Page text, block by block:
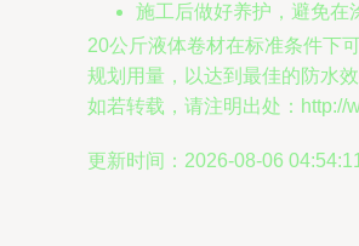
施工后做好养护，避免在
20公斤液体卷材在标准条件下
规划用量，以达到最佳的防水效
如若转载，请注明出处：http://
更新时间：2026-08-06 04:54:11